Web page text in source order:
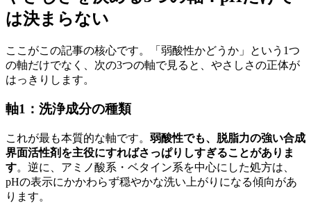
は決まらない
ここがこの記事の核心です。「弱酸性かどうか」という1つ
の軸だけでなく、次の3つの軸で見ると、やさしさの正体が
はっきりします。
軸1：洗浄成分の種類
これが最も本質的な軸です。 弱酸性でも、脱脂力の強い合成
界面活性剤を主役にすればさっぱりしすぎることがありま
す。逆に、アミノ酸系・ベタイン系を中心にした処方は、
pHの表示にかかわらず穏やかな洗い上がりになる傾向があ
ります。